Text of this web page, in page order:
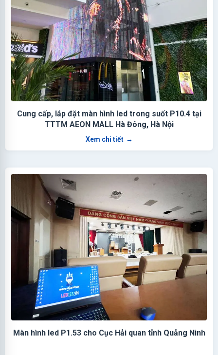
Cung cấp, lắp đặt màn hình led trong suốt P10.4 tại
TTTM AEON MALL Hà Đông, Hà Nội
Xem chi tiết →
Màn hình led P1.53 cho Cục Hải quan tỉnh Quảng Ninh